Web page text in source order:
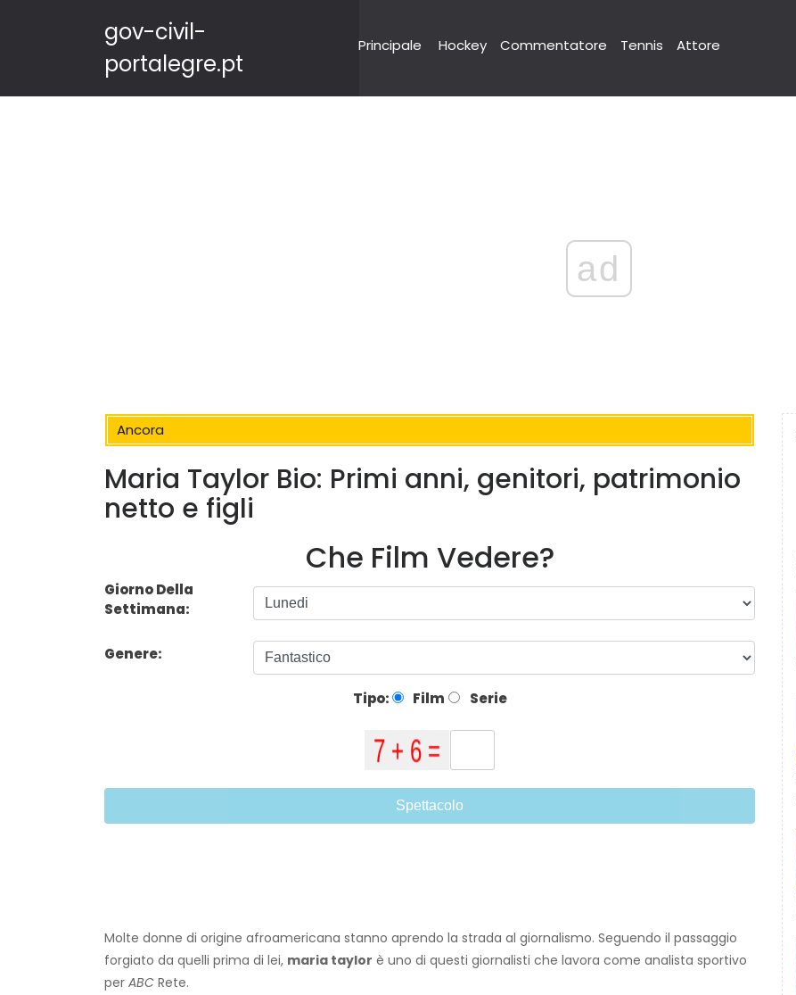
gov-civil-
portalegre.pt
Principale Hockey Commentatore Tennis Attore
ad
Ancora
Maria Taylor Bio: Primi anni, genitori, patrimonio
netto e figli
Che Film Vedere?
Giorno Della
Settimana:
Genere:
Tipo: Film Serie
Spettacolo
Molte donne di origine afroamericana stanno aprendo la strada al giornalismo. Seguendo il passaggio
forgiato da quelli prima di lei, maria taylor è uno di questi giornalisti che lavora come analista sportivo
per ABC Rete.